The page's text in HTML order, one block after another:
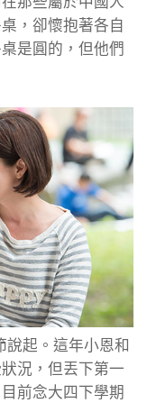
，卻懷抱著各自
是圓的，但他們
起。這年小恩和
況，但丟下第一
前念大四下學期